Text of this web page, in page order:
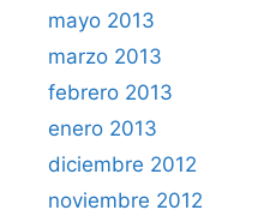
mayo 2013
marzo 2013
febrero 2013
enero 2013
diciembre 2012
noviembre 2012